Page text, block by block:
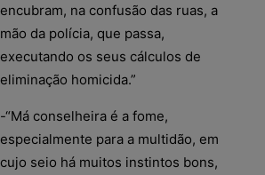
encubram, na confusão das ruas, a
mão da polícia, que passa,
executando os seus cálculos de
eliminação homicida.”
-“Má conselheira é a fome,
especialmente para a multidão, em
cujo seio há muitos instintos bons,